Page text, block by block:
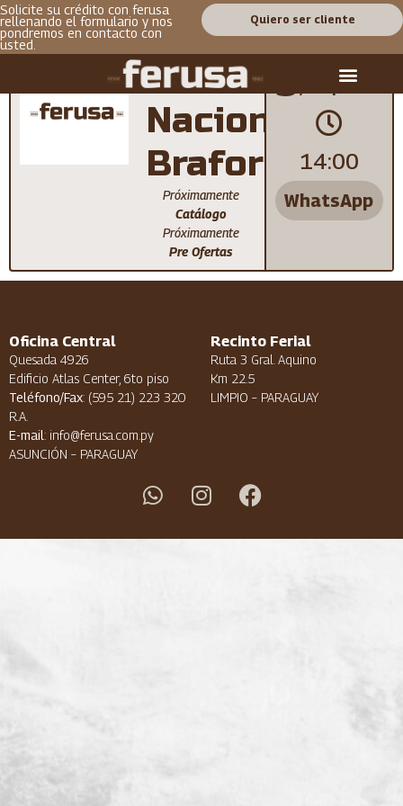
Solicite su crédito con ferusa
rellenando el formulario y nos
pondremos en contacto con
usted.
Quiero ser cliente
Remate
Nacional
Braford
Próximamente
Catálogo
Próximamente
Pre Ofertas
5 /Sep
14:00
WhatsApp
Oficina Central
Quesada 4926
Edificio Atlas Center, 6to piso
Teléfono/Fax: (595 21) 223 320
R.A.
E-mail: info@ferusa.com.py
ASUNCIÓN – PARAGUAY
Recinto Ferial
Ruta 3 Gral. Aquino
Km 22.5
LIMPIO – PARAGUAY